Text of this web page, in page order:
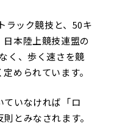
ラック競技と、50キ
本陸上競技連盟の
く、歩く速さを競
められています。
いなければ「ロ
とみなされます。